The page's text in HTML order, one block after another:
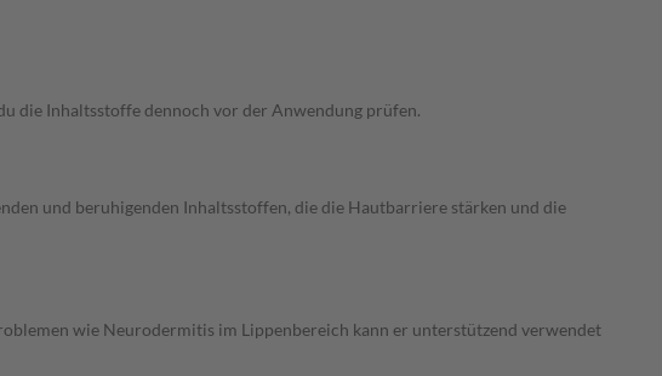
die Inhaltsstoffe dennoch vor der Anwendung prüfen.
und beruhigenden Inhaltsstoffen, die die Hautbarriere stärken und die
wie Neurodermitis im Lippenbereich kann er unterstützend verwendet